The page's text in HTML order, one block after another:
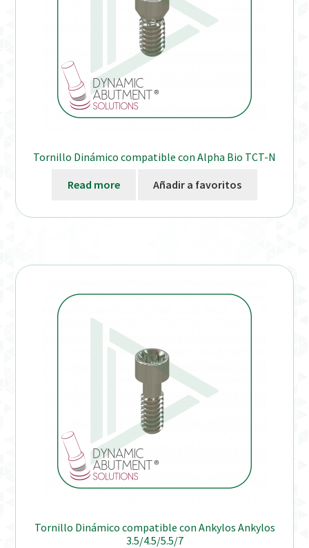
Tornillo Dinámico compatible con Alpha Bio TCT-N
Read more Añadir a favoritos
Tornillo Dinámico compatible con Ankylos Ankylos
3.5/4.5/5.5/7